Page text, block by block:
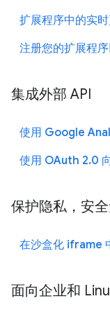
扩展程序中的实
注册您的扩展程
集成外部 API
使用 Google
使用 OAuth 2.0
保护隐私，安
在沙盒化 iframe
面向企业和